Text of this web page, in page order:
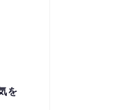
を